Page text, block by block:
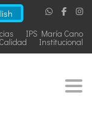
IPS María Cano
Institucional
Calidad